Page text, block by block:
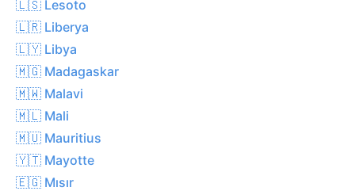
🇱🇸 Lesoto
🇱🇷 Liberya
🇱🇾 Libya
🇲🇬 Madagaskar
🇲🇼 Malavi
🇲🇱 Mali
🇲🇺 Mauritius
🇾🇹 Mayotte
🇪🇬 Mısır